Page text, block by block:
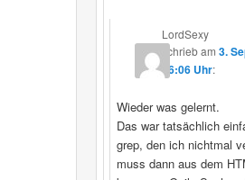
LordSexy
schriebam 3.
16:06 Uhr:
Wieder was gelernt.
Das war tatsächlich
grep, den ich nichtmal
muss dann aus dem